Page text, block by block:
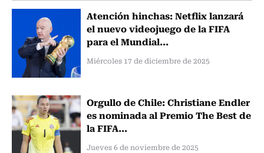
Atención hinchas: Netflix lanzará
el nuevo videojuego de la FIFA
para el Mundial...
Miércoles 17 de diciembre de 2025
Orgullo de Chile: Christiane Endler
es nominada al Premio The Best de
la FIFA...
Jueves 6 de noviembre de 2025